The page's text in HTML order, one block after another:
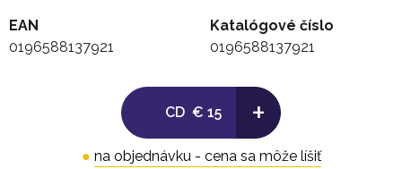
11. You Re Gonna Miss Me When I M Gone
15. Sunday Love
16. High Sierra
EAN
0196588137921
Katalógové číslo
0196588137921
CD € 15 +
● na objednávku - cena sa môže líšiť